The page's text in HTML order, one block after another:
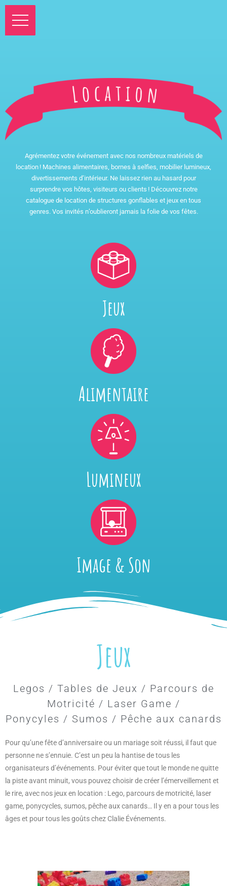
Agrémentez votre événement avec nos nombreux matériels de
location ! Machines alimentaires, bornes à selfies, mobilier lumineux,
divertissements d’intérieur. Ne laissez rien au hasard pour
surprendre vos hôtes, visiteurs ou clients ! Découvrez notre
catalogue de location de structures gonflables et jeux en tous
genres. Vos invités n’oublieront jamais la folie de vos fêtes.
Jeux
Alimentaire
Lumineux
Image & Son
Jeux
Legos / Tables de Jeux / Parcours de
Motricité / Laser Game /
Ponycyles / Sumos / Pêche aux canards
Pour qu’une fête d’anniversaire ou un mariage soit réussi, il faut que
personne ne s’ennuie. C’est un peu la hantise de tous les
organisateurs d’événements. Pour éviter que tout le monde ne quitte
la piste avant minuit, vous pouvez choisir de créer l’émerveillement et
le rire, avec nos jeux en location : Lego, parcours de motricité, laser
game, ponycycles, sumos, pêche aux canards… Il y en a pour tous les
âges et pour tous les goûts chez Clalie Événements.